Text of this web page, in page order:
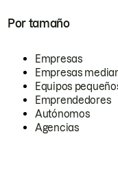
Por tamaño
Empresas
Empresas
Equipos
Emprendedores
Autónomos
Agencias